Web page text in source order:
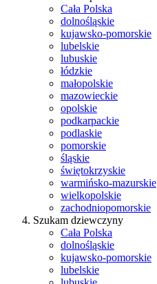
Cała Polska
dolnośląskie
kujawsko-pomorskie
lubelskie
lubuskie
łódzkie
małopolskie
mazowieckie
opolskie
podkarpackie
podlaskie
pomorskie
śląskie
świętokrzyskie
warmińsko-mazurskie
wielkopolskie
zachodniopomorskie
Szukam dziewczyny
Cała Polska
dolnośląskie
kujawsko-pomorskie
lubelskie